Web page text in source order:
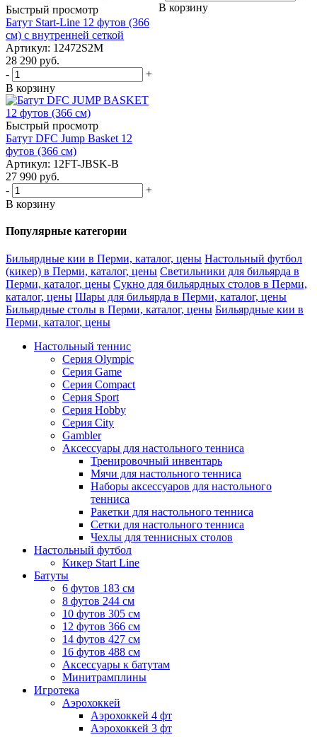
Быстрый просмотр
Батут Start-Line 12 футов (366
см) с внутренней сеткой
Артикул: 12472S2M
28 290 руб.
-
+
В корзину
В корзину
Быстрый просмотр
Батут DFC Jump Basket 12
футов (366 см)
Артикул: 12FT-JBSK-B
27 990 руб.
-
+
В корзину
Популярные категории
Бильярдные кии в Перми, каталог, цены Настольный футбол
(кикер) в Перми, каталог, цены Светильники для бильярда в
Перми, каталог, цены Сукно для бильярдных столов в Перми,
каталог, цены Шары для бильярда в Перми, каталог, цены
Бильярдные столы в Перми, каталог, цены Бильярдные кии в
Перми, каталог, цены
Настольный теннис
Серия Olympic
Серия Game
Серия Compact
Серия Sport
Серия Hobby
Серия City
Gambler
Аксессуары для настольного тенниса
Тренировочный инвентарь
Мячи для настольного тенниса
Наборы аксессуаров для настольного
тенниса
Ракетки для настольного тенниса
Сетки для настольного тенниса
Чехлы для теннисных столов
Настольный футбол
Кикер Start Line
Батуты
6 футов 183 см
8 футов 244 см
10 футов 305 см
12 футов 366 см
14 футов 427 см
16 футов 488 см
Аксессуары к батутам
Минитрамплины
Игротека
Аэрохоккей
Аэрохоккей 4 фт
Аэрохоккей 3 фт